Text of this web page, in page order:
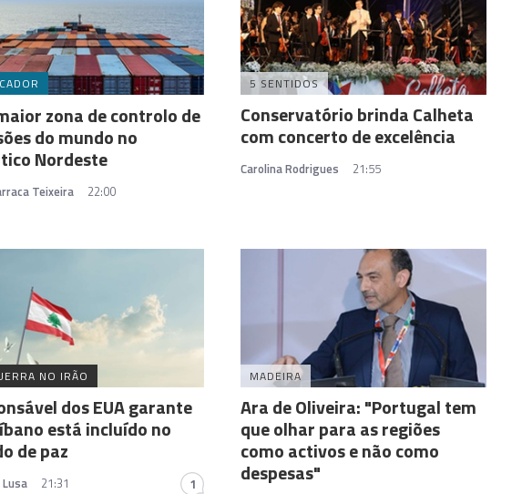
zona de controlo de
do mundo no
Nordeste
Teixeira 22:00
5 SENTIDOS
Conservatório brinda Calheta
com concerto de excelência
Carolina Rodrigues 21:55
NO IRÃO
dos EUA garante
está incluído no
de paz
21:31 1
MADEIRA
Ara de Oliveira: "Portugal tem
que olhar para as regiões
como activos e não como
despesas"